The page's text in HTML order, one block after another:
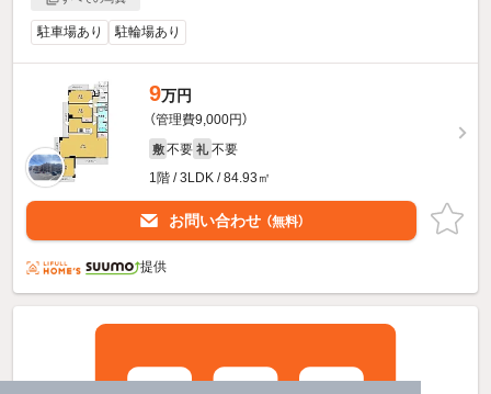
駐車場あり 駐輪場あり
9万円
（管理費9,000円）
敷 不要 礼 不要
1階 / 3LDK / 84.93㎡
お問い合わせ （無料）
提供